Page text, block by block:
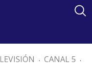
. CANAL 5 .